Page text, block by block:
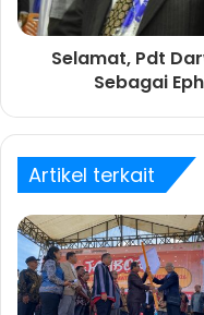
Selamat, Pdt
Sebagai
Artikel terkait